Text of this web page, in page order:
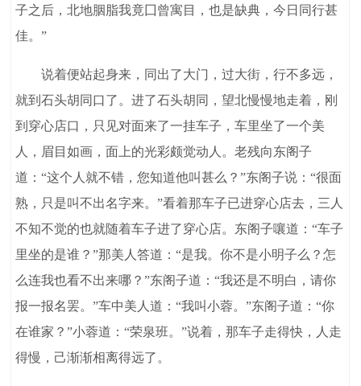
子之后，北地胭脂我竟囗曾寓目，也是缺典，今日同行甚
佳。”
说着便站起身来，同出了大门，过大街，行不多远，
就到石头胡同口了。进了石头胡同，望北慢慢地走着，刚
到穿心店口，只见对面来了一挂车子，车里坐了一个美
人，眉目如画，面上的光彩颇觉动人。老残向东阁子
道：“这个人就不错，您知道他叫甚么？”东阁子说：“很面
熟，只是叫不出名字来。”看着那车子已进穿心店去，三人
不知不觉的也就随着车子进了穿心店。东阁子嚷道：“车子
里坐的是谁？”那美人答道：“是我。你不是小明子么？怎
么连我也看不出来哪？”东阁子道：“我还是不明白，请你
报一报名罢。”车中美人道：“我叫小蓉。”东阁子道：“你
在谁家？”小蓉道：“荣泉班。”说着，那车子走得快，人走
得慢，己渐渐相离得远了。